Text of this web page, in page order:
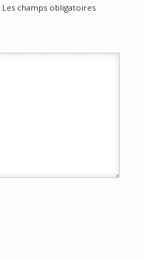
Les champs obligatoires